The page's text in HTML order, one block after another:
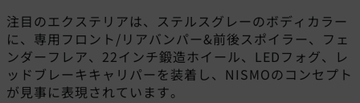
注目のエクステリアは、ステルスグレーのボディカラー
に、専用フロント/リアバンパー&前後スポイラー、フェ
ンダーフレア、22インチ鍛造ホイール、LEDフォグ、レ
ッドブレーキキャリパーを装着し、NISMOのコンセプト
が見事に表現されています。